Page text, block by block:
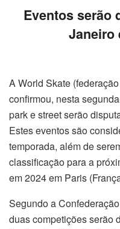
Eventos serão
Janeiro
A World Skate
confirmou, nesta
park e street serão
Estes eventos são
temporada, além de
classificação para a
em 2024 em Paris
Segundo a
duas competições serão